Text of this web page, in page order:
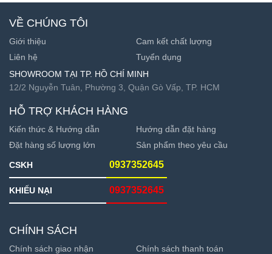
VỀ CHÚNG TÔI
Giới thiệu
Cam kết chất lượng
Liên hệ
Tuyển dụng
SHOWROOM TẠI TP. HỒ CHÍ MINH
12/2 Nguyễn Tuân, Phường 3, Quận Gò Vấp, TP. HCM
CHÍNH SÁCH
Chính sách giao nhận
Chính sách thanh toán
HỖ TRỢ KHÁCH HÀNG
Kiến thức & Hướng dẫn
Hướng dẫn đặt hàng
Đặt hàng số lượng lớn
Sản phẩm theo yêu cầu
CSKH 0937352645
KHIẾU NẠI 0937352645